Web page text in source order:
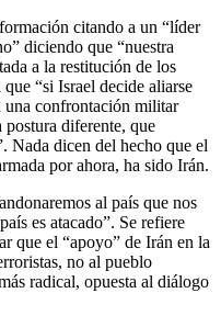
citando a un “líder
diciendo que “nuestra
a la restitución de los
“si Israel decide aliarse
una confrontación militar
postura diferente, que
Nada dicen del hecho que el
por ahora, ha sido Irán.
al país que nos
es atacado”. Se refiere
que el “apoyo” de Irán en la
no al pueblo
radical, opuesta al diálogo